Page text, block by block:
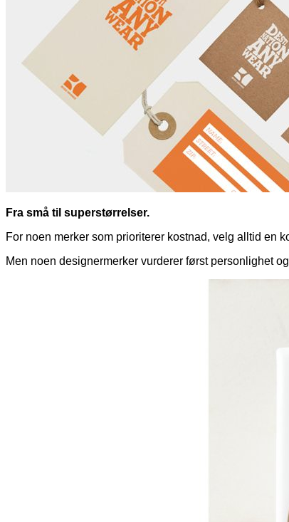
Fra små til superstørrelser.
For noen merker som prioriterer kostnad, velg alltid en
Men noen designermerker vurderer først personlighet